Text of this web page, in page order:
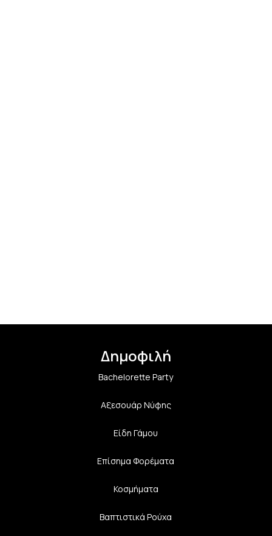
Δημοφιλή
Bachelorette Party
Αξεσουάρ Νύφης
Είδη Γάμου
Επίσημα Φορέματα
Κοσμήματα
Βαπτιστικά Ρούχα